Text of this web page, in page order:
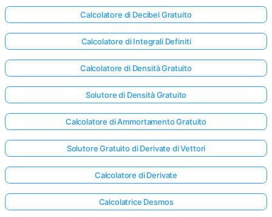
Calcolatore di Decibel Gratuito
Calcolatore di Integrali Definiti
Calcolatore di Densità Gratuito
Solutore di Densità Gratuito
Calcolatore di Ammortamento Gratuito
Solutore Gratuito di Derivate di Vettori
Calcolatore di Derivate
Calcolatrice Desmos